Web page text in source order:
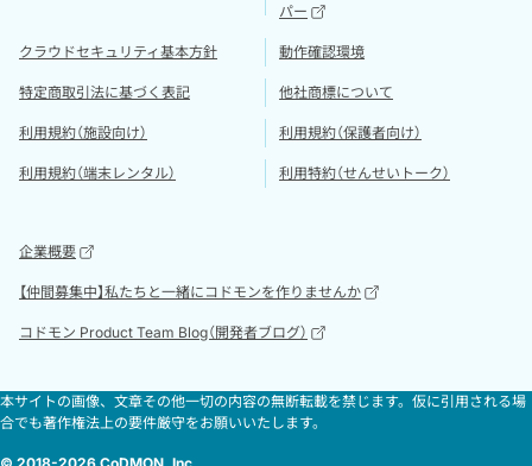
パー
クラウドセキュリティ基本方針 動作確認環境
特定商取引法に基づく表記 他社商標について
利用規約（施設向け） 利用規約（保護者向け）
利用規約（端末レンタル） 利用特約（せんせいトーク）
企業概要
【仲間募集中】私たちと一緒にコドモンを作りませんか
コドモン Product Team Blog（開発者ブログ）
本サイトの画像、文章その他一切の内容の無断転載を禁じます。仮に引用される場
合でも著作権法上の要件厳守をお願いいたします。